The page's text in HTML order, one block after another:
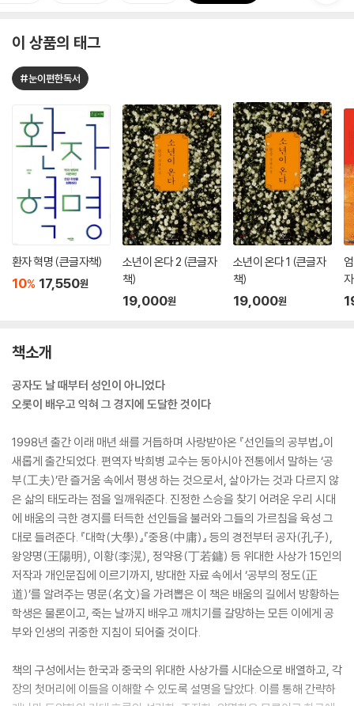
이 상품의 태그
#눈이편한독서
환자 혁명 (큰글자책)
10% 17,550원
소년이 온다 2 (큰글자
책)
19,000원
소년이 온다 1 (큰글자
책)
19,000원
책소개
공자도 날 때부터 성인이 아니었다
오롯이 배우고 익혀 그 경지에 도달한 것이다
1998년 출간 이래 매년 쇄를 거듭하며 사랑받아온 『선인들의 공부법』이
새롭게 출간되었다. 편역자 박희병 교수는 동아시아 전통에서 말하는 ‘공
부(工夫)’란 즐거움 속에서 평생 하는 것으로서, 살아가는 것과 다르지 않
은 삶의 태도라는 점을 일깨워준다. 진정한 스승을 찾기 어려운 우리 시대
에 배움의 극한 경지를 터득한 선인들을 불러와 그들의 가르침을 육성 그
대로 들려준다. 『대학(大學)』『중용(中庸)』 등의 경전부터 공자(孔子),
왕양명(王陽明), 이황(李滉), 정약용(丁若鏞) 등 위대한 사상가 15인의
저작과 개인문집에 이르기까지, 방대한 자료 속에서 ‘공부의 정도(正
道)’를 알려주는 명문(名文)을 가려뽑은 이 책은 배움의 길에서 방황하는
학생은 물론이고, 죽는 날까지 배우고 깨치기를 갈망하는 모든 이에게 공
부와 인생의 귀중한 지침이 되어줄 것이다.
책의 구성에서는 한국과 중국의 위대한 사상가를 시대순으로 배열하고, 각
장의 첫머리에 이들을 이해할 수 있도록 설명을 달았다. 이를 통해 간략하